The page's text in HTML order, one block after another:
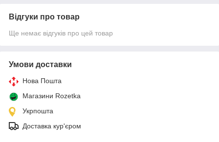
Відгуки про товар
Ще немає відгуків про цей товар
Умови доставки
Нова Пошта
Магазини Rozetka
Укрпошта
Доставка кур'єром